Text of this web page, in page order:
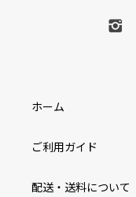
ホーム
ご利用ガイド
配送・送料について